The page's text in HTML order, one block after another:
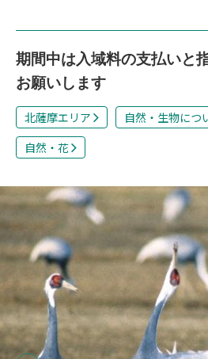
期間中は入域料の支払いと
お願いします
北薩摩エリア
自然・生物につ
自然・花